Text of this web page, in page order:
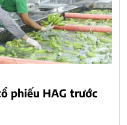
phiếu HAG trước